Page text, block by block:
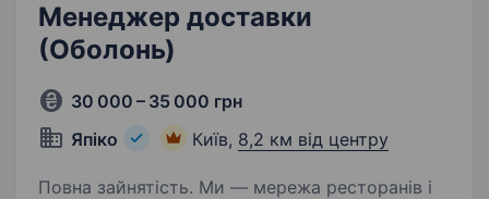
Менеджер доставки
(Оболонь)
30 000 – 35 000 грн
Япіко
Київ, 8,2 км від центру
Повна зайнятість. Ми — мережа ресторанів і